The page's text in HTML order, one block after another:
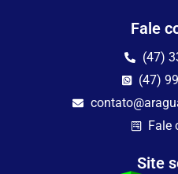
Fale
(47)
(47)
Fale
Site